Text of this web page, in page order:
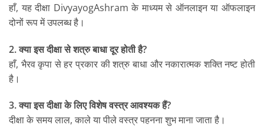
हाँ, यह दीक्षा DivyayogAshram के माध्यम से ऑनलाइन या ऑफलाइन
दोनों रूप में उपलब्ध है।
2. क्या इस दीक्षा से शत्रु बाधा दूर होती है?
हाँ, भैरव कृपा से हर प्रकार की शत्रु बाधा और नकारात्मक शक्ति नष्ट होती
है।
3. क्या इस दीक्षा के लिए विशेष वस्त्र आवश्यक हैं?
दीक्षा के समय लाल, काले या पीले वस्त्र पहनना शुभ माना जाता है।